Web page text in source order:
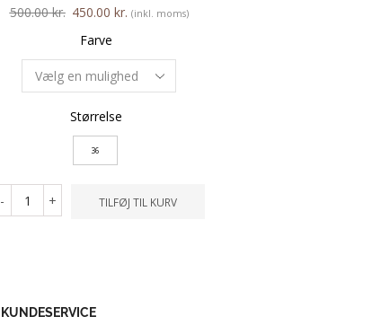
500.00kr. 450.00 kr. (inkl. moms)
Farve
Størrelse
36
- + TILFØJ TIL KURV
KUNDESERVICE